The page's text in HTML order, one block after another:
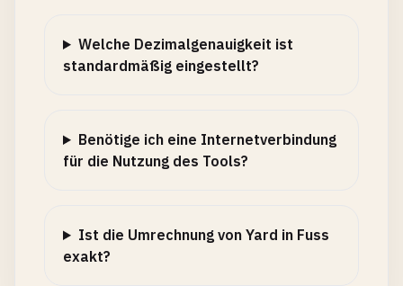
Welche Dezimalgenauigkeit ist
standardmäßig eingestellt?
Benötige ich eine Internetverbindung
für die Nutzung des Tools?
Ist die Umrechnung von Yard in Fuss
exakt?